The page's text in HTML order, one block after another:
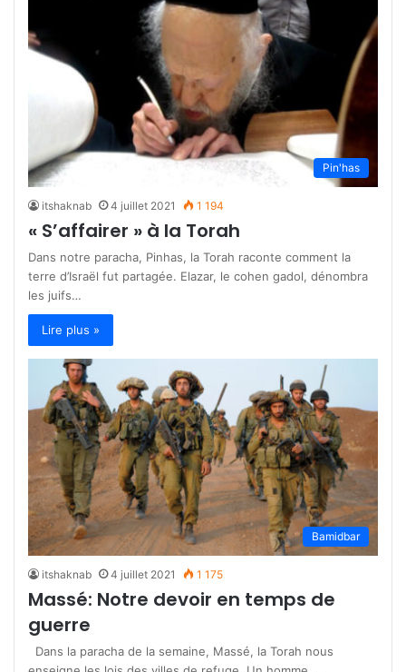
Pin'has
itshaknab 4 juillet 2021 1 194
« S’affairer » à la Torah
Dans notre paracha, Pinhas, la Torah raconte comment la
terre d’Israël fut partagée. Elazar, le cohen gadol, dénombra
les juifs…
Lire plus »
Bamidbar
itshaknab 4 juillet 2021 1 175
Massé: Notre devoir en temps de
guerre
Dans la paracha de la semaine, Massé, la Torah nous